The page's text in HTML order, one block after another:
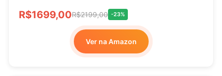
R$1699,00R$2199,00 -23%
Ver na Amazon